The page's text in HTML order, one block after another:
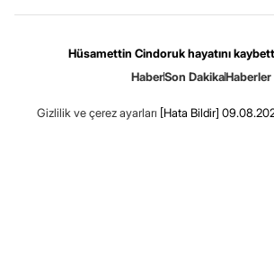
Hüsamettin Cindoruk hayatını
HaberSon DakikaHaberler
Gizlilik ve çerez ayarları [Hata Bildir]